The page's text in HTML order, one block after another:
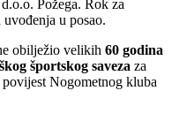
Požega. Rok za
u posao.
obilježio velikih 60 godina
športskog saveza za
Nogometnog kluba